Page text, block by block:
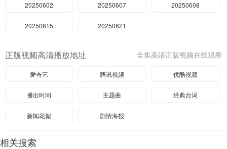
20250602 20250607 20250608
20250615 20250621
全集高清正版视频在线观看
正版视频高清播放地址
爱奇艺 腾讯视频 优酷视频
播出时间 主题曲 经典台词
新闻花絮 剧情海报
相关搜索